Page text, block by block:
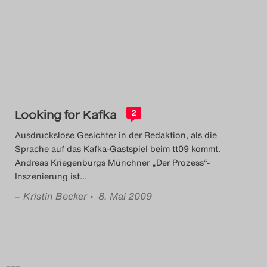
2015
Das Theatertreffen-Blog
2016
Das Theatertreffen-Blog
2017
Looking for Kafka 2
Ausdruckslose Gesichter in der Redaktion, als die
Sprache auf das Kafka-Gastspiel beim tt09 kommt.
Andreas Kriegenburgs Münchner „Der Prozess“-
Inszenierung ist…
– Kristin Becker • 8. Mai 2009